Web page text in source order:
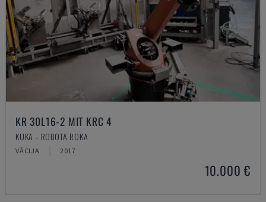
KR 30L16-2 MIT KRC 4
KUKA - ROBOTA ROKA
VĀCIJA 2017
10.000 €